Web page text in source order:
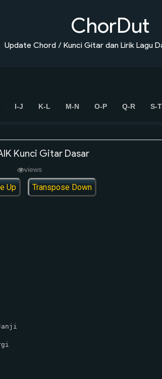
ChorDut
Update Chord / Kunci Gitar dan Lirik Lagu
I-J K-L M-N O-P Q-R S-T
Kunci Gitar Dasar
views
Up Transpose Down